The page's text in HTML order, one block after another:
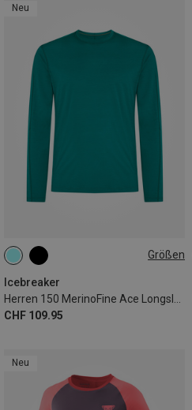
Neu
Größen
Icebreaker
CHF 109.95
S M
Neu